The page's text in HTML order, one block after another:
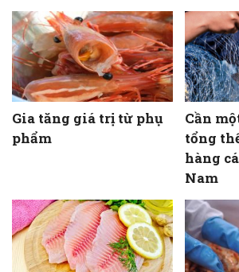
Gia tăng giá trị từ phụ
phẩm
Cần
tổng
hàng
Nam